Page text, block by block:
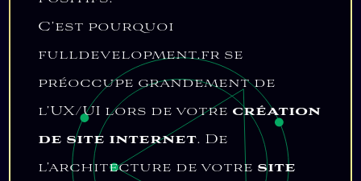
C’est pourquoi
fulldevelopment.fr se
préoccupe grandement de
l’UX/UI lors de votre création
de site internet. De
l’architecture de votre site